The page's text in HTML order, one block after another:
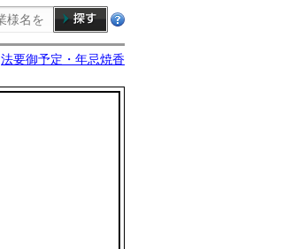
法要御予定・年忌焼香